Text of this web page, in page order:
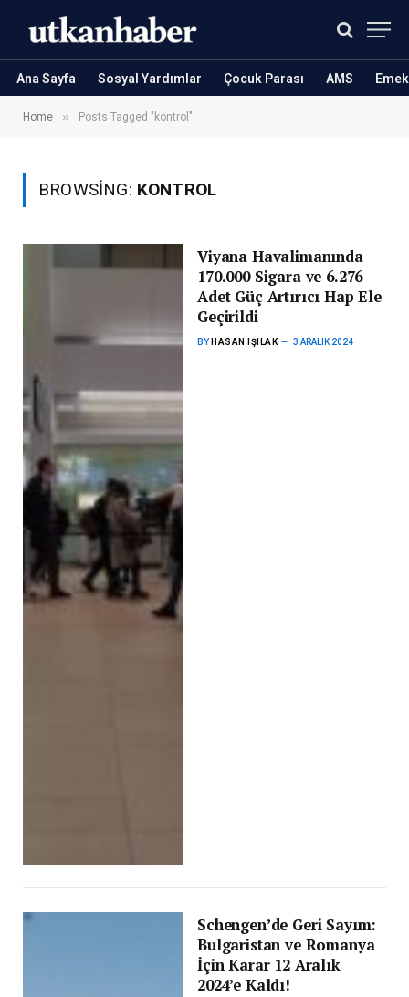
Ana Sayfa Sosyal Yardımlar Çocuk Parası AMS
Home » Posts Tagged "kontrol"
BROWSING: KONTROL
Viyana Havalimanında
170.000 Sigara ve 6.276
Adet Güç Artırıcı Hap Ele
Geçirildi
BY HASAN IŞILAK 3 ARALIK 2024
Schengen’de Geri Sayım:
Bulgaristan ve Romanya
İçin Karar 12 Aralık
2024’e Kaldı!